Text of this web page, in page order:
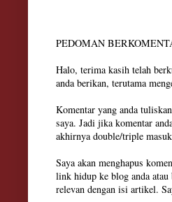
PEDOMAN
Halo, terima kasih telah
anda berikan, terutama
Komentar yang anda
saya. Jadi jika komentar
akhirnya double/triple
Saya akan menghapus
link hidup ke blog anda
relevan dengan isi artikel.